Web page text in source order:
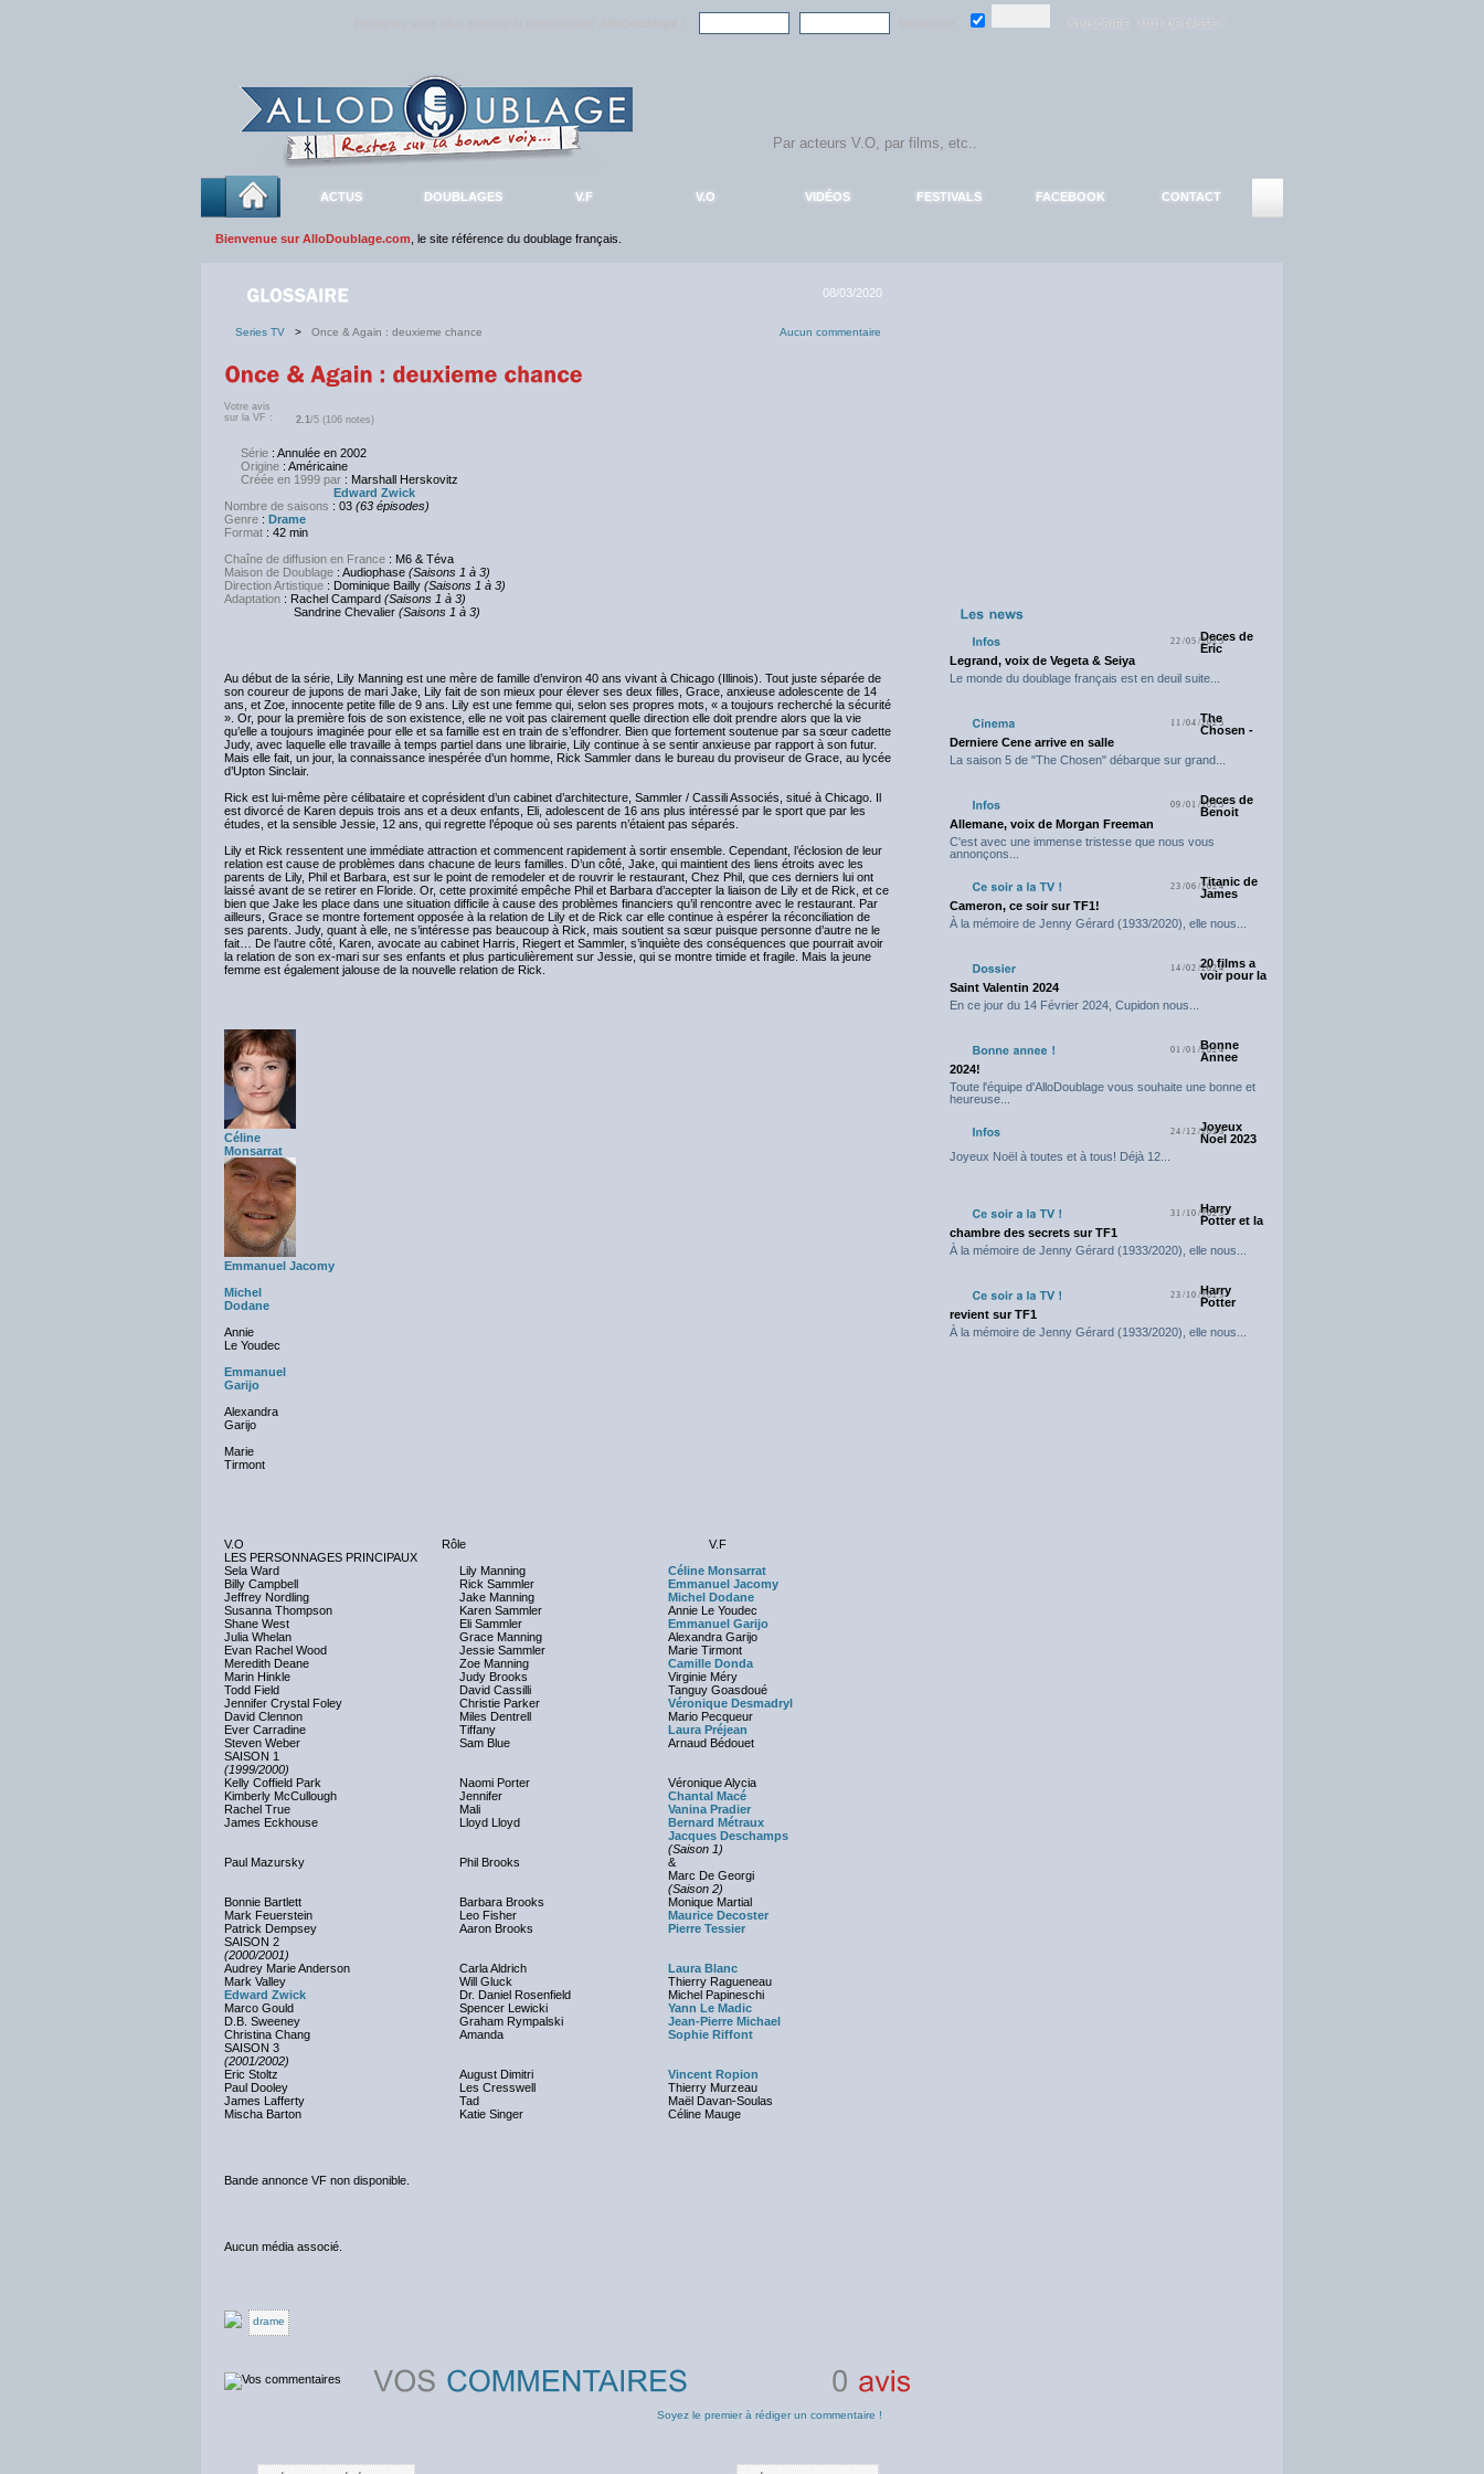
ACTUS DOUBLAGES V.F V.O VIDÉOS FESTIVALS FACEBOOK CONTACT
Bienvenue sur AlloDoublage.com , le site référence du doublage français.
08/03/2020
Series TV > Once & Again : deuxieme chance Aucun commentaire
Votre avis
sur la VF :
2.1/5 (106 notes)
Série : Annulée en 2002
Origine : Américaine
Créée en 1999 par : Marshall Herskovitz
Edward Zwick
Nombre de saisons : 03 (63 épisodes)
Genre : Drame
Format : 42 min
Chaîne de diffusion en France : M6 & Téva
Maison de Doublage : Audiophase (Saisons 1 à 3)
Direction Artistique : Dominique Bailly (Saisons 1 à 3)
Adaptation : Rachel Campard (Saisons 1 à 3)
Sandrine Chevalier (Saisons 1 à 3)
Au début de la série, Lily Manning est une mère de famille d’environ 40 ans vivant à Chicago (Illinois). Tout juste séparée de
son coureur de jupons de mari Jake, Lily fait de son mieux pour élever ses deux filles, Grace, anxieuse adolescente de 14
ans, et Zoe, innocente petite fille de 9 ans. Lily est une femme qui, selon ses propres mots, « a toujours recherché la sécurité
». Or, pour la première fois de son existence, elle ne voit pas clairement quelle direction elle doit prendre alors que la vie
qu’elle a toujours imaginée pour elle et sa famille est en train de s’effondrer. Bien que fortement soutenue par sa sœur cadette
Judy, avec laquelle elle travaille à temps partiel dans une librairie, Lily continue à se sentir anxieuse par rapport à son futur.
Mais elle fait, un jour, la connaissance inespérée d’un homme, Rick Sammler dans le bureau du proviseur de Grace, au lycée
d’Upton Sinclair.
Rick est lui-même père célibataire et coprésident d’un cabinet d’architecture, Sammler / Cassili Associés, situé à Chicago. Il
est divorcé de Karen depuis trois ans et a deux enfants, Eli, adolescent de 16 ans plus intéressé par le sport que par les
études, et la sensible Jessie, 12 ans, qui regrette l’époque où ses parents n’étaient pas séparés.
Lily et Rick ressentent une immédiate attraction et commencent rapidement à sortir ensemble. Cependant, l’éclosion de leur
relation est cause de problèmes dans chacune de leurs familles. D’un côté, Jake, qui maintient des liens étroits avec les
parents de Lily, Phil et Barbara, est sur le point de remodeler et de rouvrir le restaurant, Chez Phil, que ces derniers lui ont
laissé avant de se retirer en Floride. Or, cette proximité empêche Phil et Barbara d’accepter la liaison de Lily et de Rick, et ce
bien que Jake les place dans une situation difficile à cause des problèmes financiers qu’il rencontre avec le restaurant. Par
ailleurs, Grace se montre fortement opposée à la relation de Lily et de Rick car elle continue à espérer la réconciliation de
ses parents. Judy, quant à elle, ne s’intéresse pas beaucoup à Rick, mais soutient sa sœur puisque personne d’autre ne le
fait… De l’autre côté, Karen, avocate au cabinet Harris, Riegert et Sammler, s’inquiète des conséquences que pourrait avoir
la relation de son ex-mari sur ses enfants et plus particulièrement sur Jessie, qui se montre timide et fragile. Mais la jeune
femme est également jalouse de la nouvelle relation de Rick.
Céline
Monsarrat
Emmanuel Jacomy
Michel
Dodane
Annie
Le Youdec
Emmanuel
Garijo
Alexandra
Garijo
Marie
Tirmont
V.O Rôle
V.F
LES PERSONNAGES PRINCIPAUX
Sela Ward
Lily Manning
Céline Monsarrat
Billy Campbell
Rick Sammler
Emmanuel Jacomy
Jeffrey Nordling
Jake Manning
Michel Dodane
Susanna Thompson
Karen Sammler
Annie Le Youdec
Shane West
Eli Sammler
Emmanuel Garijo
Julia Whelan
Grace Manning
Alexandra Garijo
Evan Rachel Wood
Jessie Sammler
Marie Tirmont
Meredith Deane
Zoe Manning
Camille Donda
Marin Hinkle
Judy Brooks
Virginie Méry
Todd Field
David Cassilli
Tanguy Goasdoué
Jennifer Crystal Foley
Christie Parker
Véronique Desmadryl
David Clennon
Miles Dentrell
Mario Pecqueur
Ever Carradine
Tiffany
Laura Préjean
Steven Weber
Sam Blue
Arnaud Bédouet
SAISON 1
(1999/2000)
Kelly Coffield Park
Naomi Porter
Véronique Alycia
Kimberly McCullough
Jennifer
Chantal Macé
Rachel True
Mali
Vanina Pradier
James Eckhouse
Lloyd Lloyd Bernard Métraux
Paul Mazursky Phil Brooks
Jacques Deschamps
(Saison 1)
&
Marc De Georgi
(Saison 2)
Bonnie Bartlett
Barbara Brooks
Monique Martial
Mark Feuerstein
Leo Fisher
Maurice Decoster
Patrick Dempsey
Aaron Brooks
Pierre Tessier
SAISON 2
(2000/2001)
Audrey Marie Anderson
Carla Aldrich
Laura Blanc
Mark Valley
Will Gluck
Thierry Ragueneau
Edward Zwick
Dr. Daniel Rosenfield
Michel Papineschi
Marco Gould
Spencer Lewicki
Yann Le Madic
D.B. Sweeney
Graham Rympalski
Jean-Pierre Michael
Christina Chang
Amanda
Sophie Riffont
SAISON 3
(2001/2002)
Eric Stoltz
August Dimitri
Vincent Ropion
Paul Dooley
Les Cresswell
Thierry Murzeau
James Lafferty
Tad
Maël Davan-Soulas
Mischa Barton
Katie Singer Céline Mauge
Bande annonce VF non disponible.
Aucun média associé.
drame
Soyez le premier à rédiger un commentaire !
22/05/2025Deces de
Eric
Legrand, voix de Vegeta & Seiya
Le monde du doublage français est en deuil suite...
11/04/2025
The
Chosen -
Derniere Cene arrive en salle
La saison 5 de "The Chosen" débarque sur grand...
09/01/2025Deces de
Benoit
Allemane, voix de Morgan Freeman
C'est avec une immense tristesse que nous vous
annonçons...
23/06/2024Titanic de
James
Cameron, ce soir sur TF1!
À la mémoire de Jenny Gérard (1933/2020), elle nous...
14/02/202420 films a
voir pour la
Saint Valentin 2024
En ce jour du 14 Février 2024, Cupidon nous...
01/01/2024
Bonne
Annee
2024!
Toute l'équipe d'AlloDoublage vous souhaite une bonne et
heureuse...
24/12/2023
Joyeux
Noel 2023
Joyeux Noël à toutes et à tous! Déjà 12...
31/10/2023
Harry
Potter et la
chambre des secrets sur TF1
À la mémoire de Jenny Gérard (1933/2020), elle nous...
23/10/2023
Harry
Potter
revient sur TF1
À la mémoire de Jenny Gérard (1933/2020), elle nous...